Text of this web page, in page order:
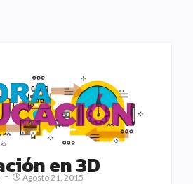
en 3D
Agosto 21, 2015